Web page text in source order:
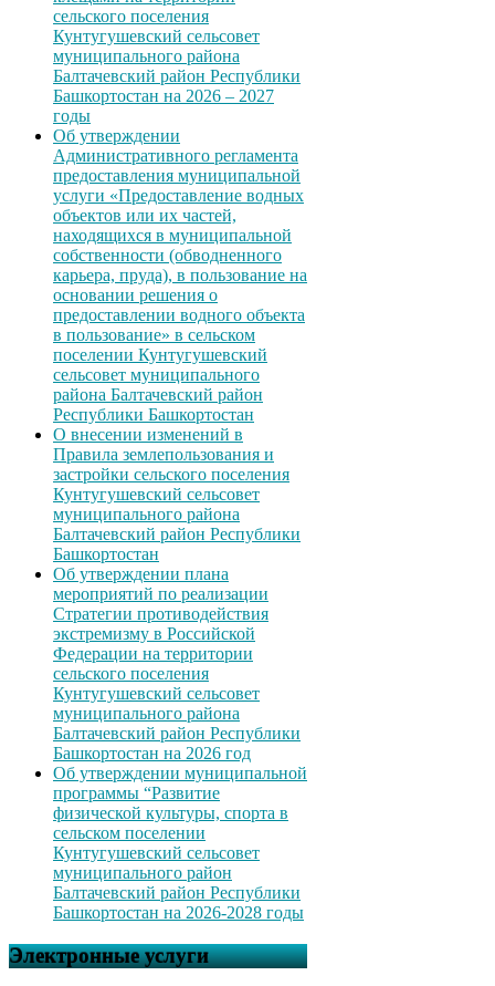
сельского поселения
Кунтугушевский сельсовет
муниципального района
Балтачевский район Республики
Башкортостан на 2026 – 2027
годы
Об утверждении
Административного регламента
предоставления муниципальной
услуги «Предоставление водных
объектов или их частей,
находящихся в муниципальной
собственности (обводненного
карьера, пруда), в пользование на
основании решения о
предоставлении водного объекта
в пользование» в сельском
поселении Кунтугушевский
сельсовет муниципального
района Балтачевский район
Республики Башкортостан
О внесении изменений в
Правила землепользования и
застройки сельского поселения
Кунтугушевский сельсовет
муниципального района
Балтачевский район Республики
Башкортостан
Об утверждении плана
мероприятий по реализации
Стратегии противодействия
экстремизму в Российской
Федерации на территории
сельского поселения
Кунтугушевский сельсовет
муниципального района
Балтачевский район Республики
Башкортостан на 2026 год
Об утверждении муниципальной
программы “Развитие
физической культуры, спорта в
сельском поселении
Кунтугушевский сельсовет
муниципального район
Балтачевский район Республики
Башкортостан на 2026-2028 годы
Электронные услуги